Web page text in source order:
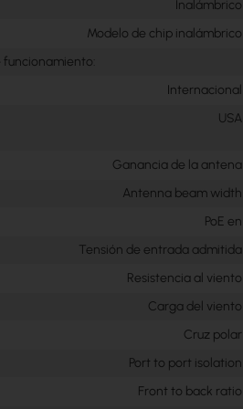
Inalámbrico
Modelo de chip inalámbrico
funcionamiento:
Internacional
USA
Ganancia de la antena
Antenna beam width
PoE en
Tensión de entrada admitida
Resistencia al viento
Carga del viento
Cruz polar
Port to port isolation
Front to back ratio